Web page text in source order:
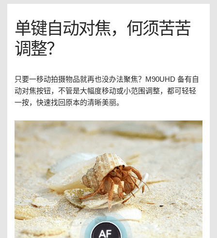
单键自动对焦，何须苦苦
调整？
只要一移动拍摄物品就再也没办法聚焦？M90UHD 备有自
动对焦按钮，不管是大幅度移动或小范围调整，都可轻轻
一按，快速找回原本的清晰美丽。